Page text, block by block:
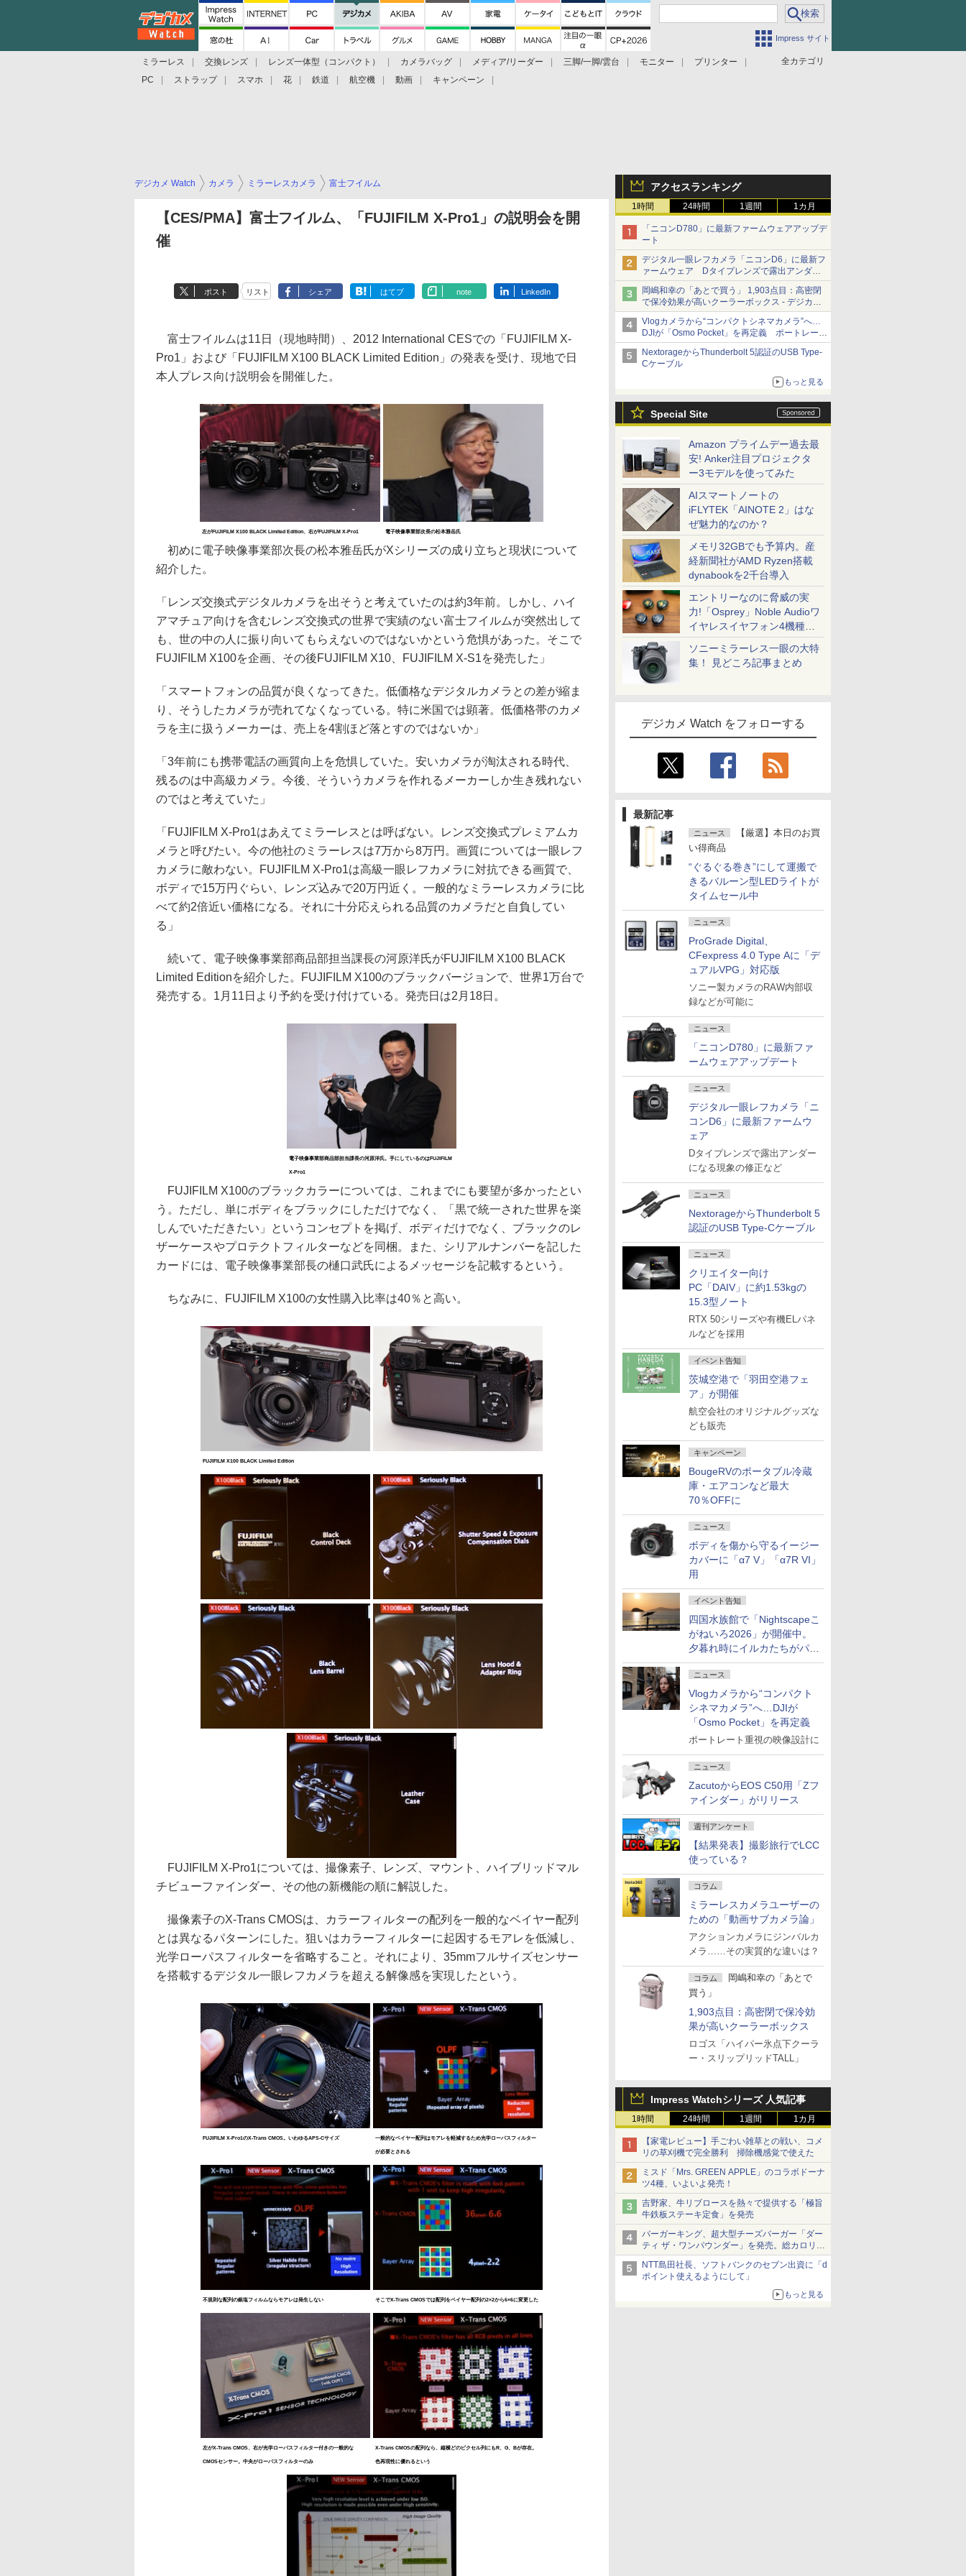
Impress サイト
全カテゴリ
ミラーレス 交換レンズ レンズ一体型（コンパクト） カメラバッグ メディア/リーダー 三脚/一脚/雲台 モニター
プリンター
PC
ストラップ スマホ 花 鉄道 航空機 動画 キャンペーン
アクセスランキング
1時間 24時間 1週間 1カ月
「ニコンD780」に最新ファームウェアアップデ
ート
デジタル一眼レフカメラ「ニコンD6」に最新フ
ァームウェア Dタイプレンズで露出アンダー
になる現象の修正など
岡嶋和幸の「あとで買う」 1,903点目：高密閉
で保冷効果が高いクーラーボックス - デジカメ
Watch
Vlogカメラから“コンパクトシネマカメラ”へ…
DJIが「Osmo Pocket」を再定義 ポートレート
重視の映像設計に
NextorageからThunderbolt 5認証のUSB Type-
Cケーブル
もっと見る
Special Site
Amazon プライムデー過去最
安! Anker注目プロジェクタ
ー3モデルを使ってみた
AIスマートノートの
iFLYTEK「AINOTE 2」はな
ぜ魅力的なのか？
メモリ32GBでも予算内。産
経新聞社がAMD Ryzen搭載
dynabookを2千台導入
エントリーなのに脅威の実
力!「Osprey」Noble Audioワ
イヤレスイヤフォン4機種を
一気に聴く
ソニーミラーレス一眼の大特
集！ 見どころ記事まとめ
デジカメ Watch をフォローする
最新記事
ニュース
【厳選】本日のお買
い得商品
“ぐるぐる巻き”にして運搬で
きるバルーン型LEDライトが
タイムセール中
ニュース
ProGrade Digital、
CFexpress 4.0 Type Aに「デ
ュアルVPG」対応版
ソニー製カメラのRAW内部収
録などが可能に
ニュース
「ニコンD780」に最新ファ
ームウェアアップデート
ニュース
デジタル一眼レフカメラ「ニ
コンD6」に最新ファームウ
ェア
Dタイプレンズで露出アンダー
になる現象の修正など
ニュース
NextorageからThunderbolt 5
認証のUSB Type-Cケーブル
ニュース
クリエイター向け
PC「DAIV」に約1.53kgの
15.3型ノート
RTX 50シリーズや有機ELパネ
ルなどを採用
イベント告知
茨城空港で「羽田空港フェ
ア」が開催
航空会社のオリジナルグッズな
ども販売
キャンペーン
BougeRVのポータブル冷蔵
庫・エアコンなど最大
70％OFFに
ニュース
ボディを傷から守るイージー
カバーに「α7 V」「α7R VI」
用
イベント告知
四国水族館で「Nightscapeこ
がねいろ2026」が開催中。
夕暮れ時にイルカたちがパフ
ォーマンスを繰り広げる
ニュース
Vlogカメラから“コンパクト
シネマカメラ”へ…DJIが
「Osmo Pocket」を再定義
ポートレート重視の映像設計に
ニュース
ZacutoからEOS C50用「Zフ
ァインダー」がリリース
週刊アンケート
【結果発表】撮影旅行でLCC
使っている？
コラム
ミラーレスカメラユーザーの
ための「動画サブカメラ論」
アクションカメラにジンバルカ
メラ……その実質的な違いは？
コラム
岡嶋和幸の「あとで
買う」
1,903点目：高密閉で保冷効
果が高いクーラーボックス
ロゴス「ハイパー氷点下クーラ
ー・スリップリッドTALL」
Impress Watchシリーズ 人気記事
1時間 24時間 1週間 1カ月
【家電レビュー】手ごわい雑草との戦い、コメ
リの草刈機で完全勝利 掃除機感覚で使えた
ミスド「Mrs. GREEN APPLE」のコラボドーナ
ツ4種、いよいよ発売！
吉野家、牛リブロースを熱々で提供する「極旨
牛鉄板ステーキ定食」を発売
バーガーキング、超大型チーズバーガー「ダー
ティ ザ・ワンパウンダー」を発売。総カロリー
約1656kcal、総重量約527g！
NTT島田社長、ソフトバンクのセブン出資に「d
ポイント使えるようにして」
もっと見る
デジカメ Watch カメラ ミラーレスカメラ 富士フイルム
【CES/PMA】富士フイルム、「FUJIFILM X-Pro1」の説明会を開
催
ポスト リスト シェア はてブ note LinkedIn
富士フイルムは11日（現地時間）、2012 International CESでの「FUJIFILM X-
Pro1」および「FUJIFILM X100 BLACK Limited Edition」の発表を受け、現地で日
本人プレス向け説明会を開催した。
左がFUJIFILM X100 BLACK Limited Edition、右がFUJIFILM X-Pro1 電子映像事業部次長の松本雅岳氏
初めに電子映像事業部次長の松本雅岳氏がXシリーズの成り立ちと現状について
紹介した。
「レンズ交換式デジタルカメラを出そうと考えていたのは約3年前。しかし、ハイ
アマチュア向けを含むレンズ交換式の世界で実績のない富士フイルムが突然出して
も、世の中の人に振り向いてもらえないのではないかという危惧があった。そこで
FUJIFILM X100を企画、その後FUJIFILM X10、FUJIFILM X-S1を発売した」
「スマートフォンの品質が良くなってきた。低価格なデジタルカメラとの差が縮ま
り、そうしたカメラが売れてなくなっている。特に米国では顕著。低価格帯のカメ
ラを主に扱うメーカーは、売上を4割ほど落とすのではないか」
「3年前にも携帯電話の画質向上を危惧していた。安いカメラが淘汰される時代、
残るのは中高級カメラ。今後、そういうカメラを作れるメーカーしか生き残れない
のではと考えていた」
「FUJIFILM X-Pro1はあえてミラーレスとは呼ばない。レンズ交換式プレミアムカ
メラと呼びたい。今の他社のミラーレスは7万から8万円。画質については一眼レフ
カメラに敵わない。FUJIFILM X-Pro1は高級一眼レフカメラに対抗できる画質で、
ボディで15万円ぐらい、レンズ込みで20万円近く。一般的なミラーレスカメラに比
べて約2倍近い価格になる。それに十分応えられる品質のカメラだと自負してい
る」
続いて、電子映像事業部商品部担当課長の河原洋氏がFUJIFILM X100 BLACK
Limited Editionを紹介した。FUJIFILM X100のブラックバージョンで、世界1万台で
発売する。1月11日より予約を受け付けている。発売日は2月18日。
電子映像事業部商品部担当課長の河原洋氏。手にしているのはFUJIFILM
X-Pro1
FUJIFILM X100のブラックカラーについては、これまでにも要望が多かったとい
う。ただし、単にボディをブラックにしただけでなく、「黒で統一された世界を楽
しんでいただきたい」というコンセプトを掲げ、ボディだけでなく、ブラックのレ
ザーケースやプロテクトフィルターなどを同梱。また、シリアルナンバーを記した
カードには、電子映像事業部長の樋口武氏によるメッセージを記載するという。
ちなみに、FUJIFILM X100の女性購入比率は40％と高い。
FUJIFILM X100 BLACK Limited Edition
FUJIFILM X-Pro1については、撮像素子、レンズ、マウント、ハイブリッドマル
チビューファインダー、その他の新機能の順に解説した。
撮像素子のX-Trans CMOSは、カラーフィルターの配列を一般的なベイヤー配列
とは異なるパターンにした。狙いはカラーフィルターに起因するモアレを低減し、
光学ローパスフィルターを省略すること。それにより、35mmフルサイズセンサー
を搭載するデジタル一眼レフカメラを超える解像感を実現したという。
FUJIFILM X-Pro1のX-Trans CMOS。いわゆるAPS-Cサイズ 一般的なベイヤー配列はモアレを軽減するため光学ローパスフィルター
が必要とされる
不規則な配列の銀塩フィルムならモアレは発生しない そこでX-Trans CMOSでは配列をベイヤー配列の2×2から6×6に変更した
左がX-Trans CMOS、右が光学ローパスフィルター付きの一般的な
CMOSセンサー。中央がローパスフィルターのみ
X-Trans CMOSの配列なら、縦横どのピクセル列にもR、G、Bが存在。
色再現性に優れるという